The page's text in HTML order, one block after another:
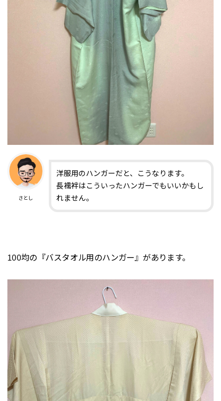
さとし
洋服用のハンガーだと、こうなります。
長襦袢はこういったハンガーでもいいかもし
れません。
100均の『バスタオル用のハンガー』があります。